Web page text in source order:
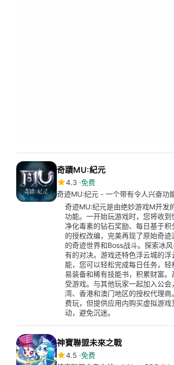
奇蹟MU:紀元
4.3 免费
奇迹MU:纪元 - 一个带有令人兴奋功
奇迹MU:纪元是由绝妙游戏M开发
功能。一开始玩游戏时，您将收
净化毒素的钻石奖励、每日基于
的授权改编，完美再现了原始奇
的奇迹世界和Boss战斗。探索冰
有的对决。游戏还特色浮云城的
能，您可以轻松完成每日任务，
易装备和稀有技能书，积累财富
受游戏。与其他玩家一起加入公
湾、香港和澳门地区的授权代理
费玩，但提供应用内购买虚拟游
动，避免沉迷。
神寶聯盟未來之戰
4.5 免费